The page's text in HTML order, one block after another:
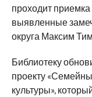
проходит
выявленные
округа Максим
Библиотеку
проекту
культуры»,